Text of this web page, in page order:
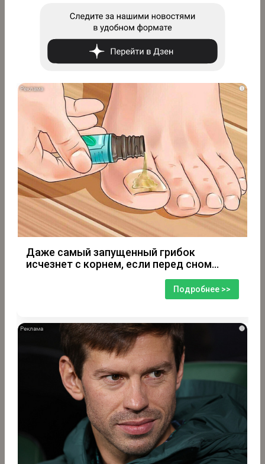
i
Даже самый запущенный грибок
исчезнет с корнем, если перед сном…
Подробнее >>
i